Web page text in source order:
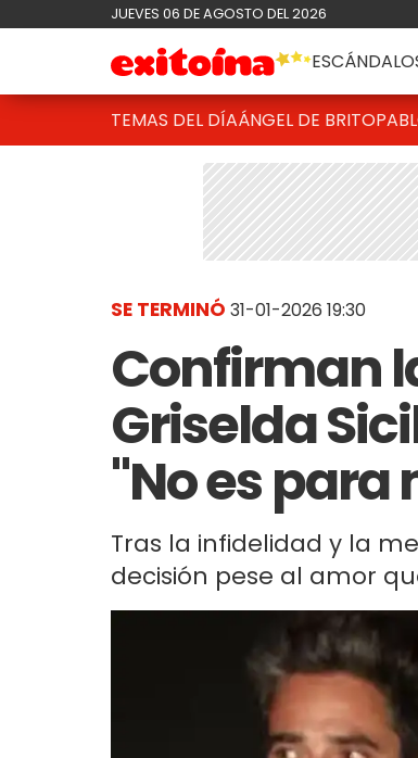
JUEVES 06 DE AGOSTO DEL 2026
TEMAS DEL DÍAÁNGEL DE BRITO
SE TERMINÓ 31-01-2026 19:30
Confirman
Griselda
"No es para
Tras la infidelidad y la
decisión pese al amor